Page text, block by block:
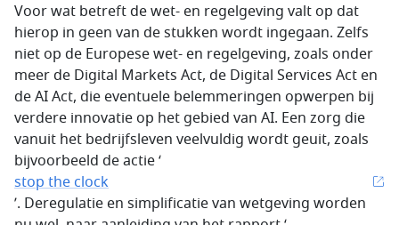
Voor wat betreft de wet- en regelgeving valt op dat
hierop in geen van de stukken wordt ingegaan. Zelfs
niet op de Europese wet- en regelgeving, zoals onder
meer de Digital Markets Act, de Digital Services Act en
de AI Act, die eventuele belemmeringen opwerpen bij
verdere innovatie op het gebied van AI. Een zorg die
vanuit het bedrijfsleven veelvuldig wordt geuit, zoals
bijvoorbeeld de actie ‘
stop the clock
’. Deregulatie en simplificatie van wetgeving worden